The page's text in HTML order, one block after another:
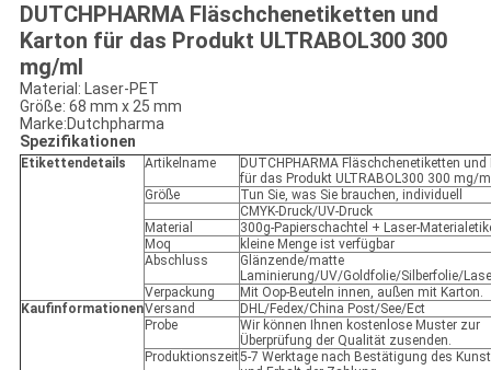
DUTCHPHARMA Fläschchenetiketten und
Karton für das Produkt ULTRABOL300 300
mg/ml
Material: Laser-PET
Größe: 68 mm x 25 mm
Marke:Dutchpharma
Spezifikationen
Etikettendetails Artikelname
DUTCHPHARMA Fläschchenetiketten und
für das Produkt ULTRABOL300 300 mg/
Größe
Tun Sie, was Sie brauchen, individuell
CMYK-Druck/UV-Druck
Material
300g-Papierschachtel + Laser-
Moq
kleine Menge ist verfügbar
Abschluss
Glänzende/matte
Laminierung/UV/Goldfolie/Silberfolie/
Verpackung
Mit Oop-Beuteln innen, außen mit Karton.
KaufinformationenVersand
DHL/Fedex/China Post/See/Ect
Probe
Wir können Ihnen kostenlose Muster zur
Überprüfung der Qualität zusenden.
Produktionszeit5-7 Werktage nach Bestätigung des